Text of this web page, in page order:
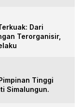
Dari
Terorganisir,
Tinggi
Simalungun.